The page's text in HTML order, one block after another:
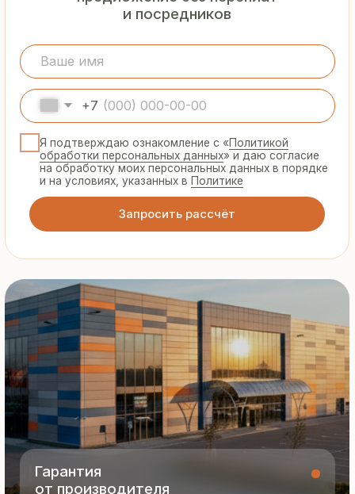
Сертифицированная
соответствуют ГОСТ и международным
стандартам качества
Гарантия
Предоставляем официальную гарантию
на материалы и подтверждаем
надёжность каждой партии
termopanel-m@mail.ru
8 495 055 96 59